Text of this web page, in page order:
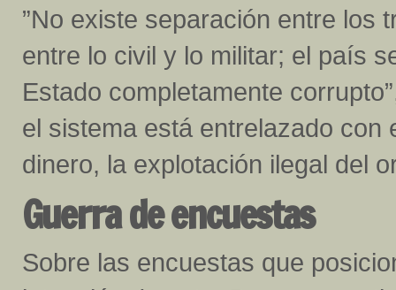
”No existe separación entre los
entre lo civil y lo militar; el país
Estado completamente
el sistema está entrelazado con
dinero, la explotación ilegal del
Guerra de encuestas
Sobre las encuestas que